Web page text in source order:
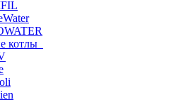
котлы